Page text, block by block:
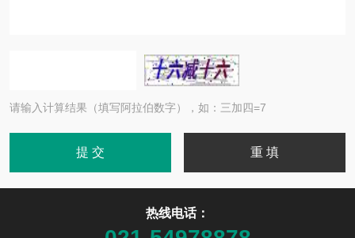
请输入计算结果（填写阿拉伯数字），如：三加四=7
热线电话：